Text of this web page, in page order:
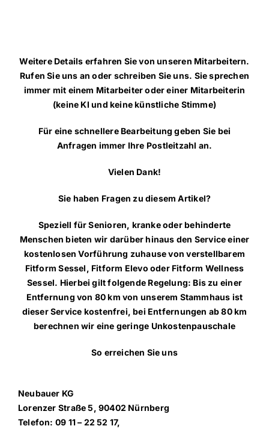
Weitere Details erfahren Sie von unseren Mitarbeitern.
Rufen Sie uns an oder schreiben Sie uns. Sie sprechen
immer mit einem Mitarbeiter oder einer Mitarbeiterin
(keine KI und keine künstliche Stimme)
Für eine schnellere Bearbeitung geben Sie bei
Anfragen immer Ihre Postleitzahl an.
Vielen Dank!
Sie haben Fragen zu diesem Artikel?
Speziell für Senioren, kranke oder behinderte
Menschen bieten wir darüber hinaus den Service einer
kostenlosen Vorführung zuhause von verstellbarem
Fitform Sessel, Fitform Elevo oder Fitform Wellness
Sessel. Hierbei gilt folgende Regelung: Bis zu einer
Entfernung von 80 km von unserem Stammhaus ist
dieser Service kostenfrei, bei Entfernungen ab 80 km
berechnen wir eine geringe Unkostenpauschale
So erreichen Sie uns
Neubauer KG
Lorenzer Straße 5, 90402 Nürnberg
Telefon: 09 11 – 22 52 17,